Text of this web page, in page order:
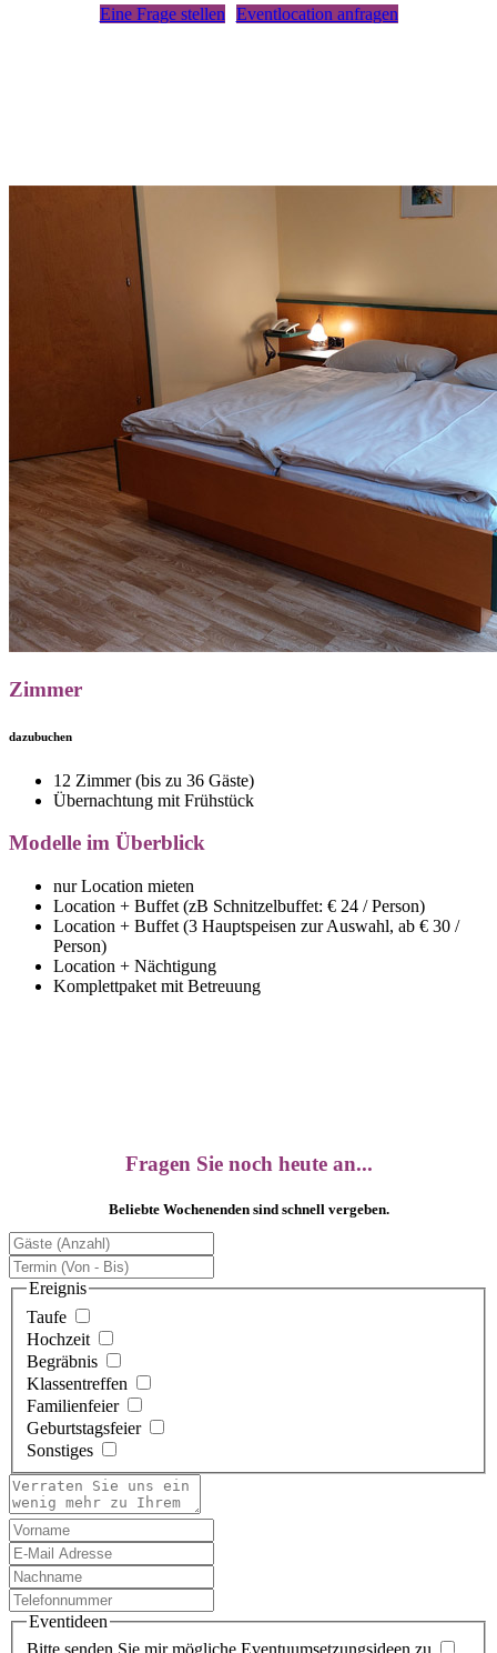
Eine Frage stellen Eventlocation anfragen
Zimmer
dazubuchen
12 Zimmer (bis zu 36 Gäste)
Übernachtung mit Frühstück
Modelle im Überblick
nur Location mieten
Location + Buffet (zB Schnitzelbuffet: € 24 / Person)
Location + Buffet (3 Hauptspeisen zur Auswahl, ab € 30 /
Person)
Location + Nächtigung
Komplettpaket mit Betreuung
Fragen Sie noch heute an...
Beliebte Wochenenden sind schnell vergeben.
Ereignis
Taufe
Hochzeit
Begräbnis
Klassentreffen
Familienfeier
Geburtstagsfeier
Sonstiges
Eventideen